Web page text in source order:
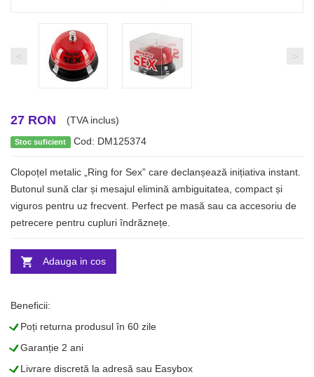
< >
27 RON (TVA inclus)
Stoc suficient Cod: DM125374
Clopoțel metalic „Ring for Sex” care declanșează inițiativa instant.
Butonul sună clar și mesajul elimină ambiguitatea, compact și
viguros pentru uz frecvent. Perfect pe masă sau ca accesoriu de
petrecere pentru cupluri îndrăznețe.
Adauga in cos
Beneficii:
LPoți returna produsul în 60 zile
LGaranție 2 ani
LLivrare discretă la adresă sau Easybox